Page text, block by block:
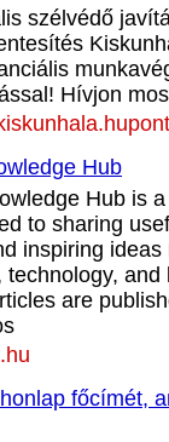
szélvédő
Hívjon
Hub
Hub is a
to sharing
inspiring
technology, and
are
főcímét,